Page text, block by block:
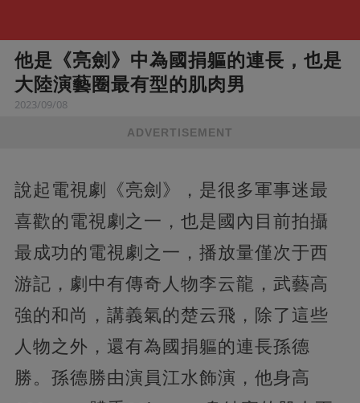
他是《亮劍》中為國捐軀的連長，也是
大陸演藝圈最有型的肌肉男
2023/09/08
ADVERTISEMENT
說起電視劇《亮劍》，是很多軍事迷最
喜歡的電視劇之一，也是國內目前拍攝
最成功的電視劇之一，播放量僅次于西
游記，劇中有傳奇人物李云龍，武藝高
強的和尚，講義氣的楚云飛，除了這些
人物之外，還有為國捐軀的連長孫德
勝。孫德勝由演員江水飾演，他身高